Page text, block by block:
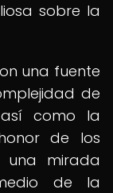
sobre la
una fuente
de
como la
de los
una mirada
de la